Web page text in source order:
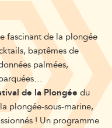
fascinant de la plongée
baptêmes de
palmées,
de la Plongée du
plongée-sous-marine,
! Un programme